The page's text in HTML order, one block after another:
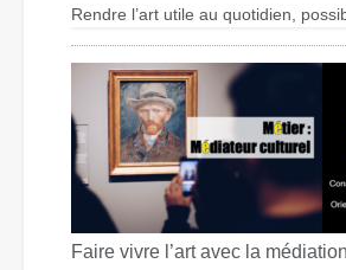
Rendre l’art utile au quotidien,
Faire vivre l’art avec la